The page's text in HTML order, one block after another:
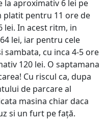
la aproximativ 6 lei pe
platit pentru 11 ore de
lei. In acest ritm, in
lei, iar pentru cele
sambata, cu inca 4-5 ore
120 lei. O saptamana
Cu riscul ca, dupa
de parcare al
masina chiar daca
si un furt pe față.